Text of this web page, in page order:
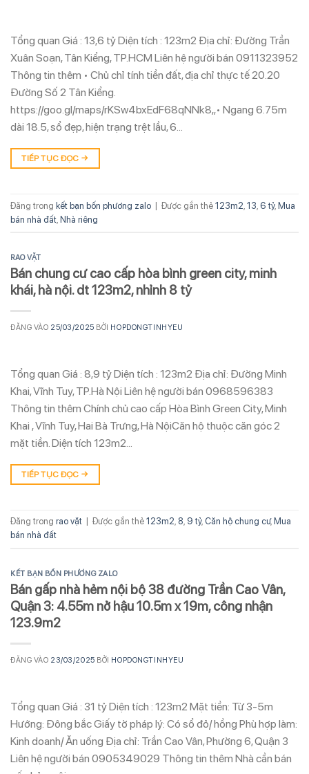
Tổng quan Giá : 13,6 tỷ Diện tích : 123m2 Địa chỉ: Đường Trần
Xuân Soạn, Tân Kiểng, TP.HCM Liên hệ người bán 0911323952
Thông tin thêm • Chủ chỉ tính tiền đất, địa chỉ thực tế 20.20
Đường Số 2 Tân Kiểng.
https://goo.gl/maps/rKSw4bxEdF68qNNk8,,• Ngang 6.75m
dài 18.5, sổ đẹp, hiện trạng trệt lầu, 6…
TIẾP TỤC ĐỌC →
Đăng trong kết bạn bốn phương zalo | Được gắn thẻ 123m2 13 6 tỷ, Mua
bán nhà đất Nhà riêng
RAO VẶT
Bán chung cư cao cấp hòa bình green city, minh
khái, hà nội. dt 123m2, nhỉnh 8 tỷ
ĐĂNG VÀO 25/03/2025 BỞI HOPDONGTINHYEU
Tổng quan Giá : 8,9 tỷ Diện tích : 123m2 Địa chỉ: Đường Minh
Khai, Vĩnh Tuy, TP.Hà Nội Liên hệ người bán 0968596383
Thông tin thêm Chính chủ cao cấp Hòa Bình Green City, Minh
Khai , Vĩnh Tuy, Hai Bà Trưng, Hà NộiCăn hộ thuộc căn góc 2
mặt tiền. Diện tích 123m2…
TIẾP TỤC ĐỌC →
Đăng trong rao vặt Được gắn thẻ 123m2, 8, 9 tỷ, Căn hộ chung cư, Mua
bán nhà đất
KẾT BẠN BỐN PHƯƠNG ZALO
Bán gấp nhà hẻm nội bộ 38 đường Trần Cao Vân,
Quận 3: 4.55m nở hậu 10.5m x 19m, công nhận
123.9m2
ĐĂNG VÀO 23/03/2025 BỞI HOPDONGTINHYEU
Tổng quan Giá : 31 tỷ Diện tích : 123m2 Mặt tiền: Từ 3-5m
Hướng: Đông bắc Giấy tờ pháp lý: Có sổ đỏ/ hồng Phù hợp làm:
Kinh doanh/ Ăn uống Địa chỉ: Trần Cao Vân, Phường 6, Quận 3
Liên hệ người bán 0905349029 Thông tin thêm Nhà cần bán